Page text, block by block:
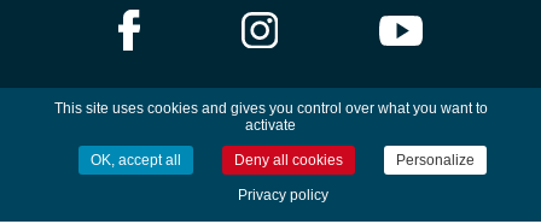
This site uses cookies and gives you control over what you want to
activate
OK, accept all Deny all cookies Personalize
Privacy policy